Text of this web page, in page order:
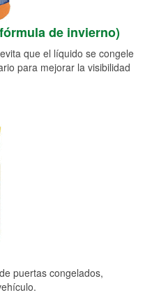
de invierno)
que el líquido se congele
para mejorar la visibilidad
puertas congelados,